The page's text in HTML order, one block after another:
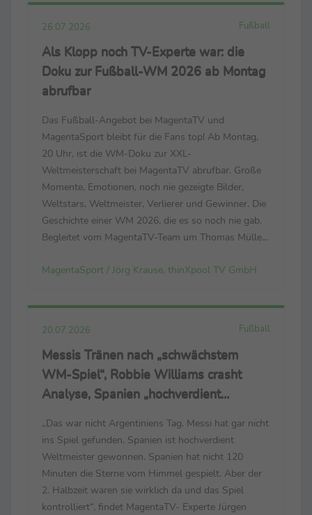
26.07.2026 Fußball
Als Klopp noch TV-Experte war: die
Doku zur Fußball-WM 2026 ab Montag
abrufbar
Das Fußball-Angebot bei MagentaTV und
MagentaSport bleibt für die Fans top! Ab Montag,
20 Uhr, ist die WM-Doku zur XXL-
Weltmeisterschaft bei MagentaTV abrufbar. Große
Momente, Emotionen, noch nie gezeigte Bilder,
Weltstars, Weltmeister, Verlierer und Gewinner. Die
Geschichte einer WM 2026, die es so noch nie gab.
Begleitet vom MagentaTV-Team um Thomas Müller,
Bundestrainer Jürgen Klopp. (Der Link zum
MagentaSport / Jörg Krause, thinXpool TV GmbH
20.07.2026 Fußball
Messis Tränen nach „schwächstem
WM-Spiel“, Robbie Williams crasht
Analyse, Spanien „hochverdient
„Das war nicht Argentiniens Tag. Messi hat gar nicht
ins Spiel gefunden. Spanien ist hochverdient
Weltmeister gewonnen. Spanien hat nicht 120
Minuten die Sterne vom Himmel gespielt. Aber der
2. Halbzeit waren sie wirklich da und das Spiel
kontrolliert“, findet MagentaTV- Experte Jürgen